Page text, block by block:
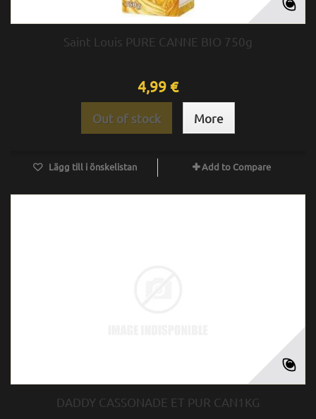
Saint Louis PURE CANNE BIO 750g
4,99 €
Out of stock More
Lägg till i önskelistan Add to Compare
DADDY CASSONADE ET PUR CAN1KG